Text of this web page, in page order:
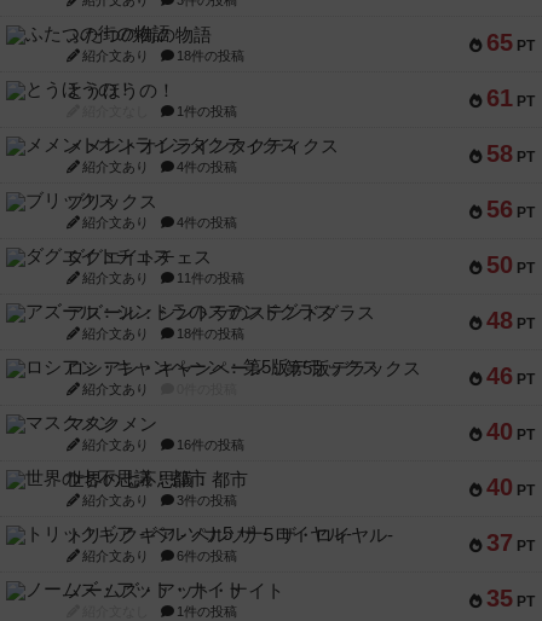
65 PT
ふたつの街の物語
紹介文あり 18件の投稿
61 PT
とうほうの！
1件の投稿
58 PT
メメントオンラインタクティクス
紹介文あり 4件の投稿
56 PT
ブリックス
紹介文あり 4件の投稿
50 PT
ダグエイトチェス
紹介文あり 11件の投稿
48 PT
アズール：シントラのステンドグラス
紹介文あり 18件の投稿
46 PT
ロシアン・キャンペーン：第5版デラックス
紹介文あり
40 PT
マスクメン
紹介文あり 16件の投稿
40 PT
世界の七不思議：都市
紹介文あり 3件の投稿
37 PT
トリックギア - ペルソナ5 ザ・ロイヤル-
紹介文あり 6件の投稿
35 PT
ノームズ・アット・ナイト
1件の投稿